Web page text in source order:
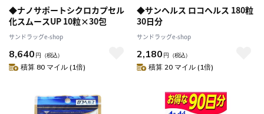
◆ナノサポートシクロカプセル
化スムースUP 10粒×30包
サンドラッグe-shop
8,640 円 （税込）
積算 80 マイル (1倍)
◆サンヘルス ロコヘルス 180粒
30日分
サンドラッグe-shop
2,180 円 （税込）
積算 20 マイル (1倍)